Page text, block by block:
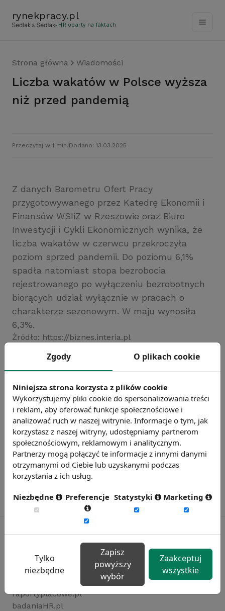
rynekpracy.pl
- HR oparty na faktach
Strona główna Wiadomości
Liczba wakatów w Polsce wyższa
niż przed pandemią
Przeczytaj w 1 min. Dodano: 13.03.2025
Z danych Barometru Ofert Pracy
przygotowywanego przez Katedrę Ekonomii i
Finansów WSIiZ w Rzeszowie oraz Biuro
Inwestycji i Cykli Ekonomicznych wynika, że
liczba wakatów w czerwcu przekroczyła
poziom sprzed pandemii. Do poziomu 6,1%
spadła natomiast stopa bezrobocia
rejestrowanego po wyłączeniu bezrobotnych
biorących udział wyłącznie w pracach o
charakterze sezonowym. W maju wynosiła
6,3%.
Źródło: https://biznes.interia.pl
Chcesz wiedzieć więcej?
Rynekpracy.pl
sedlak.pl
raportyplacowe.pl
badaniaHR.pl
Zgody O plikach cookie
Niniejsza strona korzysta z plików cookie
Wykorzystujemy pliki cookie do spersonalizowania treści
i reklam, aby oferować funkcje społecznościowe i
analizować ruch w naszej witrynie. Informacje o tym, jak
korzystasz z naszej witryny, udostępniamy partnerom
społecznościowym, reklamowym i analitycznym.
Partnerzy mogą połączyć te informacje z innymi danymi
otrzymanymi od Ciebie lub uzyskanymi podczas
korzystania z ich usług.
Niezbędne Preferencje Statystyki Marketing
Tylko
niezbędne
Zapisz
powyższy
wybór
Zaakceptuj
wszystkie